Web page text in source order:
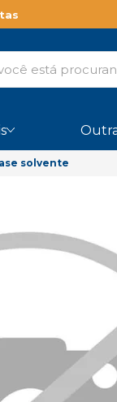
solvente